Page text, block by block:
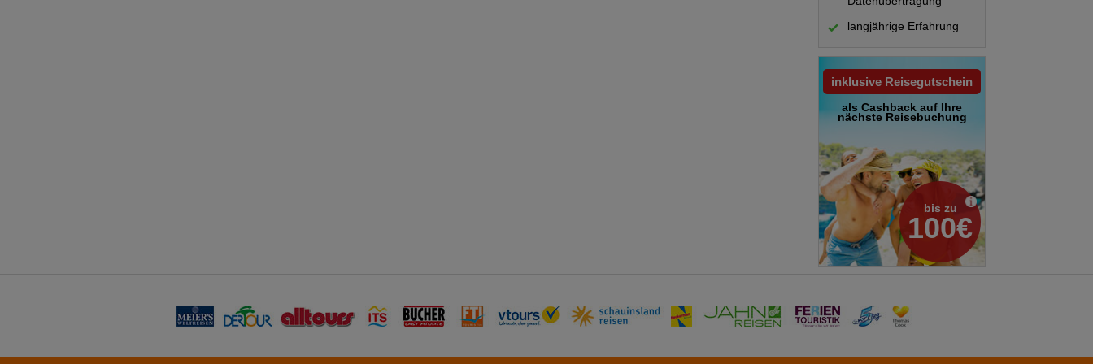
langjährige Erfahrung
inklusive Reisegutschein
als Cashback auf Ihre
nächste Reisebuchung
bis zu
100€